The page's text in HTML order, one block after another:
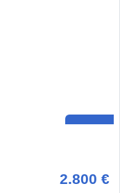
2.800 €